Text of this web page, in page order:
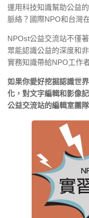
運用科技知識幫助公益
脈絡？國際NPO和台灣
NPOst公益交流站不僅
眾能認識公益的深度和
實務知識帶給NPO工作
如果你愛好挖掘認識世
化，對文字編輯和影像
公益交流站的編輯室團隊